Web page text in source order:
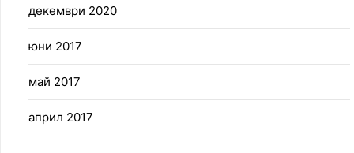
декември 2020
юни 2017
май 2017
април 2017